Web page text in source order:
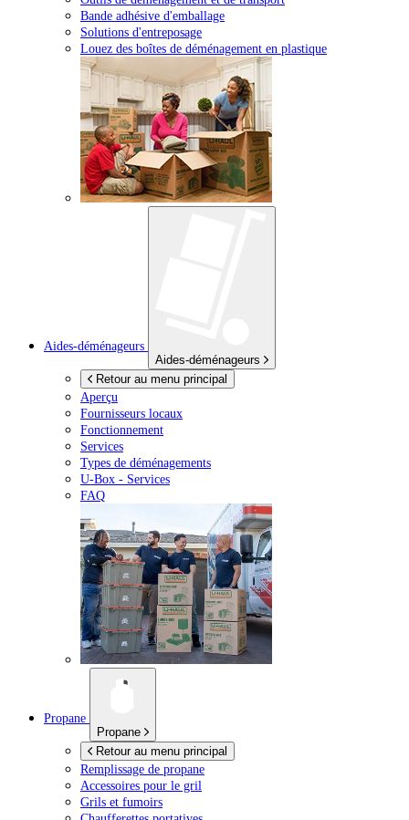
Bande adhésive d'emballage
Solutions d'entreposage
Louez des boîtes de déménagement en plastique
Aides-déménageurs
Aides-déménageurs
Retour au menu principal
Aperçu
Fournisseurs locaux
Fonctionnement
Services
Types de déménagements
U-Box - Services
FAQ
Propane
Propane
Retour au menu principal
Remplissage de propane
Accessoires pour le gril
Grils et fumoirs